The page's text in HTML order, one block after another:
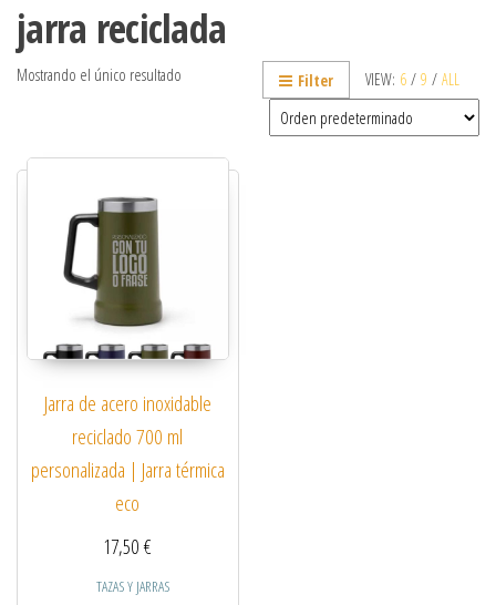
jarra reciclada
VIEW: 6 / 9 / ALL
Filter
Mostrando el único resultado
Jarra de acero inoxidable
reciclado 700 ml
personalizada | Jarra térmica
eco
17,50€
TAZAS Y JARRAS